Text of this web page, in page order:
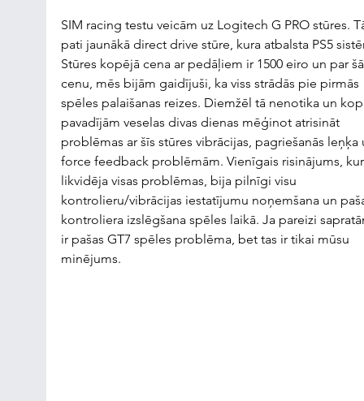
SIM racing testu veicām uz Logitech G PRO stūres.
pati jaunākā direct drive stūre, kura atbalsta PS5
Stūres kopējā cena ar pedāļiem ir 1500 eiro un par
cenu, mēs bijām gaidījuši, ka viss strādās pie pirmās
spēles palaišanas reizes. Diemžēl tā nenotika un
pavadījām veselas divas dienas mēģinot atrisināt
problēmas ar šīs stūres vibrācijas, pagriešanās
force feedback problēmām. Vienīgais risinājums,
likvidēja visas problēmas, bija pilnīgi visu
kontrolieru/vibrācijas iestatījumu noņemšana un
kontroliera izslēgšana spēles laikā. Ja pareizi
ir pašas GT7 spēles problēma, bet tas ir tikai mūsu
minējums.